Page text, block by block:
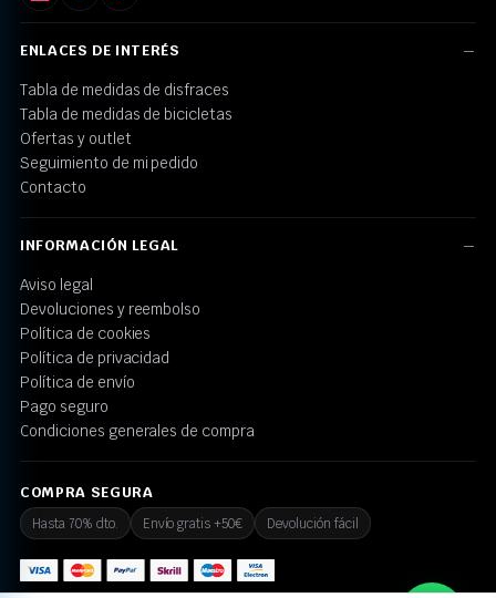
ENLACES DE INTERÉS
Tabla de medidas de disfraces
Tabla de medidas de bicicletas
Ofertas y outlet
Seguimiento de mi pedido
Contacto
INFORMACIÓN LEGAL
Aviso legal
Devoluciones y reembolso
Política de cookies
Política de privacidad
Política de envío
Pago seguro
Condiciones generales de compra
COMPRA SEGURA
Hasta 70% dto. Envío gratis +50€ Devolución fácil